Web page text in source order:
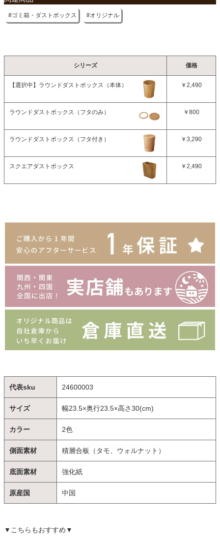
ゴミ箱・ダストボックス オリジナル
シリーズ 価格
【選択中】 ラウンドダストボックス（本体） ￥2,490
ラウンドダストボックス（フタのみ） ￥800
ラウンドダストボックス（フタ付き） ￥3,290
スクエアダストボックス ￥2,490
代表sku 24600003
サイズ 幅23.5×奥行23.5×高さ30(cm)
カラー 2色
側面素材 積層合板（タモ、ウォルナット）
底面素材 強化紙
原産国 中国
▼こちらもおすすめ▼